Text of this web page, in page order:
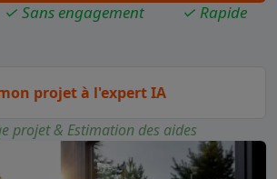
✓ Sans engagement ✓ Rapide
projet à l'expert IA
projet & Estimation des aides